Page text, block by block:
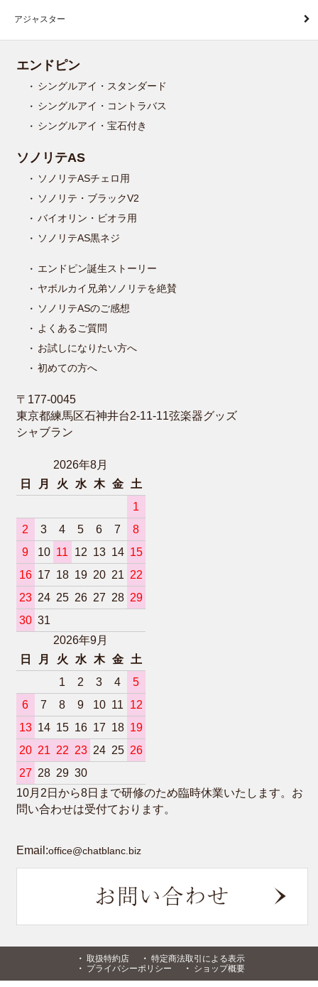
アジャスター
エンドピン
シングルアイ・スタンダード
シングルアイ・コントラバス
シングルアイ・宝石付き
ソノリテAS
ソノリテASチェロ用
ソノリテ・ブラックV2
バイオリン・ビオラ用
ソノリテAS黒ネジ
エンドピン誕生ストーリー
ヤボルカイ兄弟ソノリテを絶賛
ソノリテASのご感想
よくあるご質問
お試しになりたい方へ
初めての方へ
〒177-0045
東京都練馬区石神井台2-11-11弦楽器グッズ
シャブラン
2026年8月
日
月 火 水 木 金
土
1
2
3 4 5 6 7
8
9
10 11 12 13 14 15
16 17 18 19 20 21 22
23 24 25 26 27 28 29
30 31
2026年9月
日
月 火 水 木 金
土
1
2 3 4
5
6
7 8 9 10 11
12
13 14 15 16 17 18 19
20 21 22 23 24 25 26
27 28 29 30
10月2日から8日まで研修のため臨時休業いたします。お
問い合わせは受付ております。
Email:office@chatblanc.biz
取扱特約店
特定商法取引による表示
プライバシーポリシー
ショップ概要